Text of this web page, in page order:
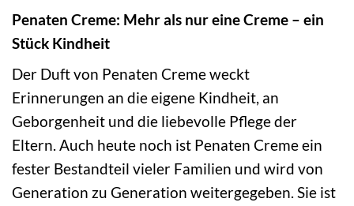
Penaten Creme: Mehr als nur eine Creme – ein
Stück Kindheit
Der Duft von Penaten Creme weckt
Erinnerungen an die eigene Kindheit, an
Geborgenheit und die liebevolle Pflege der
Eltern. Auch heute noch ist Penaten Creme ein
fester Bestandteil vieler Familien und wird von
Generation zu Generation weitergegeben. Sie ist